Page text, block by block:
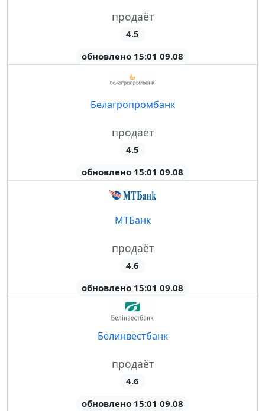
продаёт
4.5
обновлено 15:01 09.08
Белагропромбанк
продаёт
4.5
обновлено 15:01 09.08
МТБанк
продаёт
4.6
обновлено 15:01 09.08
Белинвестбанк
продаёт
4.6
обновлено 15:01 09.08